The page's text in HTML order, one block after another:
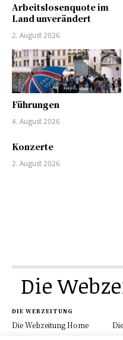
Arbeitslosenquote im
Land unverändert
2. August 2026
Führungen
4. August 2026
Konzerte
2. August 2026
Die
DIE WEBZEITUNG
Die Webzeitung Home